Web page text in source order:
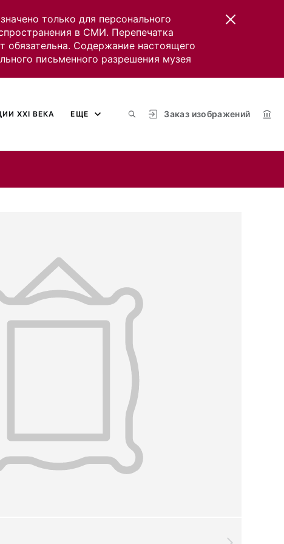
только для персонального
в СМИ. Перепечатка
обязательна. Содержание настоящего
письменного разрешения музея
Заказ изображений
XXI ВЕКА ЕЩЕ